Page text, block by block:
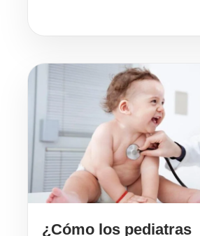
¿Cómo los pediatras